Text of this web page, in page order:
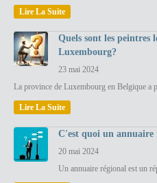
Lire La Suite
Quels sont les peintres
Luxembourg?
23 mai 2024
La province de Luxembourg en Belgique a
Lire La Suite
C'est quoi un annuaire
20 mai 2024
Un annuaire régional est un